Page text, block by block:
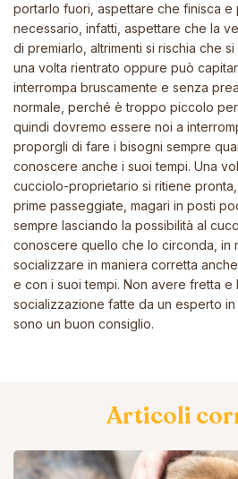
portarlo fuori, aspettare che finisca e
necessario, infatti, aspettare che la
di premiarlo, altrimenti si rischia che
una volta rientrato oppure può
interrompa bruscamente e senza
normale, perché è troppo piccolo
quindi dovremo essere noi a
proporgli di fare i bisogni sempre
conoscere anche i suoi tempi. Una
cucciolo-proprietario si ritiene
prime passeggiate, magari in posti
sempre lasciando la possibilità al
conoscere quello che lo circonda, in
socializzare in maniera corretta
e con i suoi tempi. Non avere fretta e
socializzazione fatte da un esperto
sono un buon consiglio.
Articoli